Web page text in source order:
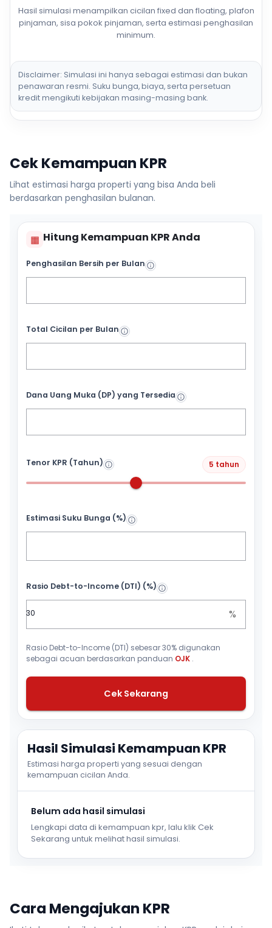
Hasil simulasi menampilkan cicilan fixed dan floating, plafon
pinjaman, sisa pokok pinjaman, serta estimasi penghasilan
minimum.
Disclaimer: Simulasi ini hanya sebagai estimasi dan bukan
penawaran resmi. Suku bunga, biaya, serta persetuan
kredit mengikuti kebijakan masing-masing bank.
Cek Kemampuan KPR
Lihat estimasi harga properti yang bisa Anda beli
berdasarkan penghasilan bulanan.
▦ Hitung Kemampuan KPR Anda
Penghasilan Bersih per Bulan
Total Cicilan per Bulan
Dana Uang Muka (DP) yang Tersedia
Tenor KPR (Tahun) 5 tahun
Estimasi Suku Bunga (%)
Rasio Debt-to-Income (DTI) (%)
%
Rasio Debt-to-Income (DTI) sebesar 30% digunakan
sebagai acuan berdasarkan panduan OJK .
Cek Sekarang
Hasil Simulasi Kemampuan KPR
Estimasi harga properti yang sesuai dengan
kemampuan cicilan Anda.
Belum ada hasil simulasi
Lengkapi data di kemampuan kpr, lalu klik Cek
Sekarang untuk melihat hasil simulasi.
Cara Mengajukan KPR